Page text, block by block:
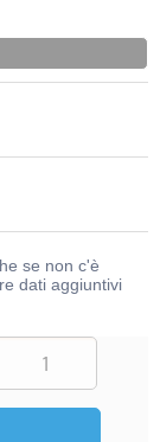
se non c'è
dati aggiuntivi